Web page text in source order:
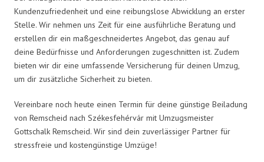
Kundenzufriedenheit und eine reibungslose Abwicklung an erster
Stelle. Wir nehmen uns Zeit für eine ausführliche Beratung und
erstellen dir ein maßgeschneidertes Angebot, das genau auf
deine Bedürfnisse und Anforderungen zugeschnitten ist. Zudem
bieten wir dir eine umfassende Versicherung für deinen Umzug,
um dir zusätzliche Sicherheit zu bieten.
Vereinbare noch heute einen Termin für deine günstige Beiladung
von Remscheid nach Székesfehérvár mit Umzugsmeister
Gottschalk Remscheid. Wir sind dein zuverlässiger Partner für
stressfreie und kostengünstige Umzüge!